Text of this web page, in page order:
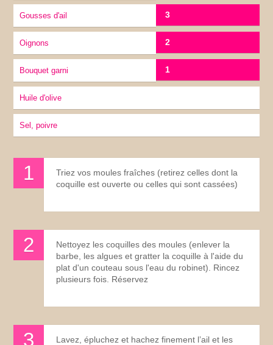
gousses d'ail 3
Oignons 2
Bouquet garni 1
Huile d'olive
Sel, poivre
Triez vos moules fraîches (retirez celles dont la
coquille est ouverte ou celles qui sont cassées)
Nettoyez les coquilles des moules (enlever la
barbe, les algues et gratter la coquille à l'aide du
plat d'un couteau sous l'eau du robinet). Rincez
plusieurs fois. Réservez
Lavez, épluchez et hachez finement l’ail et les